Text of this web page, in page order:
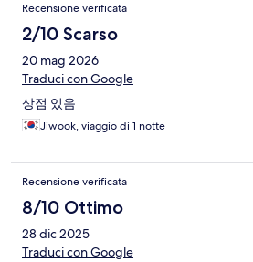
Recensione verificata
2/10 Scarso
20 mag 2026
Traduci con Google
상점 있음
Jiwook, viaggio di 1 notte
Recensione verificata
8/10 Ottimo
28 dic 2025
Traduci con Google